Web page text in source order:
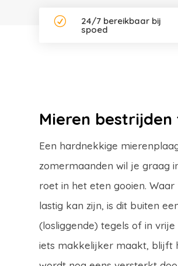
R 24/7 bereikbaar bij
spoed
Mieren bestrijden
Een hardnekkige
zomermaanden wil je graag
roet in het eten gooien.
lastig kan zijn, is dit buiten
(losliggende) tegels of in
iets makkelijker maakt, blijft